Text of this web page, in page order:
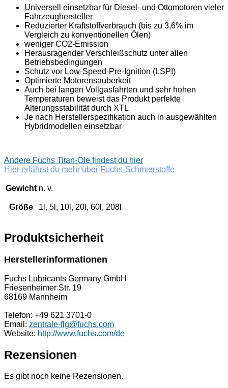
Universell einsetzbar für Diesel- und Ottomotoren vieler
Fahrzeughersteller
Reduzierter Kraftstoffverbrauch (bis zu 3,6% im
Vergleich zu konventionellen Ölen)
weniger CO2-Emission
Herausragender Verschleißschutz unter allen
Betriebsbedingungen
Schutz vor Low-Speed-Pre-Ignition (LSPI)
Optimierte Motorensauberkeit
Auch bei langen Vollgasfahrten und sehr hohen
Temperaturen beweist das Produkt perfekte
Alterungsstabilität durch XTL
Je nach Herstellerspezifikation auch in ausgewählten
Hybridmodellen einsetzbar
Andere Fuchs Titan-Öle findest du hier
Hier erfährst du mehr über Fuchs-Schmierstoffe
Gewicht n. v.
Größe 1l, 5l, 10l, 20l, 60l, 208l
Produktsicherheit
Herstellerinformationen
Fuchs Lubricants Germany GmbH
Friesenheimer Str. 19
68169 Mannheim
Telefon: +49 621 3701-0
Email: zentrale-flg@fuchs.com
Website: http://www.fuchs.com/de
Rezensionen
Es gibt noch keine Rezensionen.